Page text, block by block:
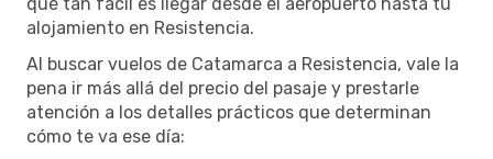
alojamiento en Resistencia.
Al buscar vuelos de Catamarca a Resistencia, vale la
pena ir más allá del precio del pasaje y prestarle
atención a los detalles prácticos que determinan
cómo te va ese día: